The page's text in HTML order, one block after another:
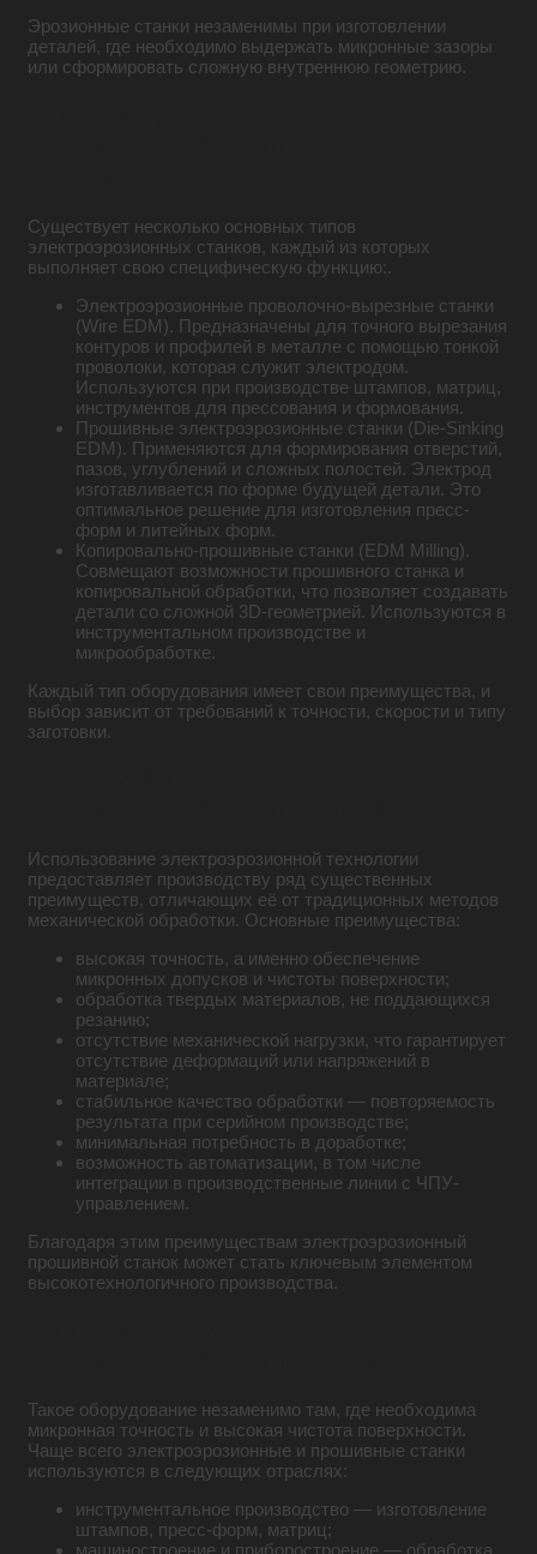
Эрозионные станки незаменимы при изготовлении
деталей, где необходимо выдержать микронные зазоры
или сформировать сложную внутреннюю геометрию.
Существует несколько основных типов
электроэрозионных станков, каждый из которых
выполняет свою специфическую функцию:.
Электроэрозионные проволочно-вырезные станки
(Wire EDM). Предназначены для точного вырезания
контуров и профилей в металле с помощью тонкой
проволоки, которая служит электродом.
Используются при производстве штампов, матриц,
инструментов для прессования и формования.
Прошивные электроэрозионные станки (Die-Sinking
EDM). Применяются для формирования отверстий,
пазов, углублений и сложных полостей. Электрод
изготавливается по форме будущей детали. Это
оптимальное решение для изготовления пресс-
форм и литейных форм.
Копировально-прошивные станки (EDM Milling).
Совмещают возможности прошивного станка и
копировальной обработки, что позволяет создавать
детали со сложной 3D-геометрией. Используются в
инструментальном производстве и
микрообработке.
Каждый тип оборудования имеет свои преимущества, и
выбор зависит от требований к точности, скорости и типу
заготовки.
Использование электроэрозионной технологии
предоставляет производству ряд существенных
преимуществ, отличающих её от традиционных методов
механической обработки. Основные преимущества:
высокая точность, а именно обеспечение
микронных допусков и чистоты поверхности;
обработка твердых материалов, не поддающихся
резанию;
отсутствие механической нагрузки, что гарантирует
отсутствие деформаций или напряжений в
материале;
стабильное качество обработки — повторяемость
результата при серийном производстве;
минимальная потребность в доработке;
возможность автоматизации, в том числе
интеграции в производственные линии с ЧПУ-
управлением.
Благодаря этим преимуществам электроэрозионный
прошивной станок может стать ключевым элементом
высокотехнологичного производства.
Такое оборудование незаменимо там, где необходима
микронная точность и высокая чистота поверхности.
Чаще всего электроэрозионные и прошивные станки
используются в следующих отраслях:
инструментальное производство — изготовление
штампов, пресс-форм, матриц;